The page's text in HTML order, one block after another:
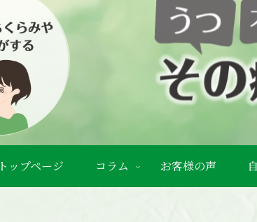
トップページ コラム お客様の声